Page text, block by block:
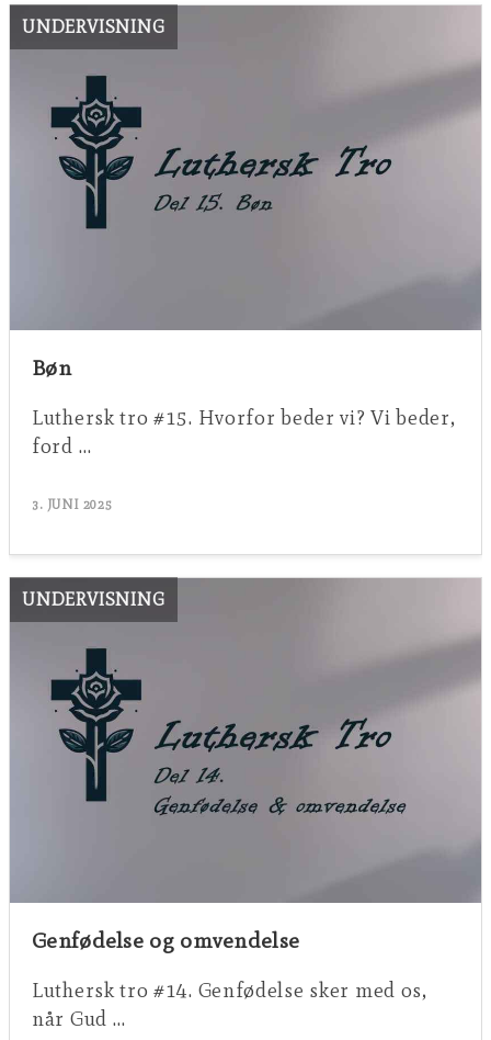
UNDERVISNING
Bøn
Luthersk tro #15. Hvorfor beder vi? Vi beder,
ford …
3. JUNI 2025
UNDERVISNING
Genfødelse og omvendelse
Luthersk tro #14. Genfødelse sker med os,
når Gud …